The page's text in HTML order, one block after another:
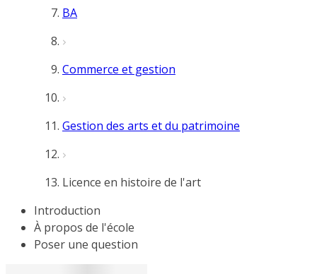
BA
Commerce et gestion
Gestion des arts et du patrimoine
Licence en histoire de l'art
Introduction
À propos de l'école
Poser une question